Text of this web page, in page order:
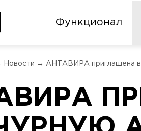
Функционал
Новости → АНТАВИРА приглашена в